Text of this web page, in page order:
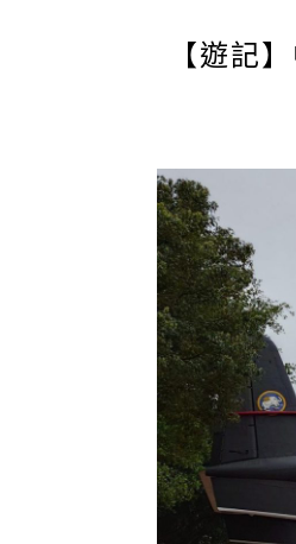
【遊記